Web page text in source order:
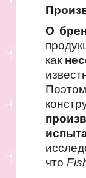
О
как
что